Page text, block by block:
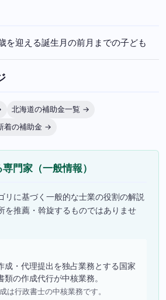
を迎える誕生月の前月までの子ども
北海道の補助金一覧 →
着の補助金 →
門家（一般情報）
リに基づく一般的な士業の役割の解説
を推薦・斡旋するものではありませ
成・代理提出を独占業務とする国家
の作成代行が中核業務。
は行政書士の中核業務です。